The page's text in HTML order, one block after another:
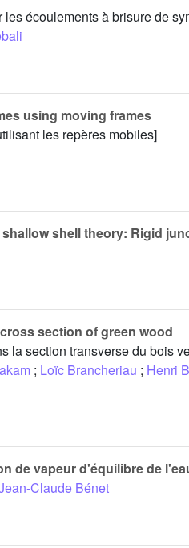
écoulements à brisure de
using moving frames
les repères mobiles]
shell theory: Rigid
section of green wood
la section transverse du bois
; Loïc Brancheriau ; Henri
de vapeur d'équilibre de
Claude Bénet